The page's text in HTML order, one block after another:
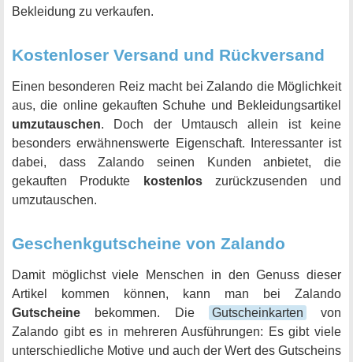
Bekleidung zu verkaufen.
Kostenloser Versand und Rückversand
Einen besonderen Reiz macht bei Zalando die Möglichkeit
aus, die online gekauften Schuhe und Bekleidungsartikel
umzutauschen. Doch der Umtausch allein ist keine
besonders erwähnenswerte Eigenschaft. Interessanter ist
dabei, dass Zalando seinen Kunden anbietet, die
gekauften Produkte
kostenloszurückzusenden und
umzutauschen.
Geschenkgutscheine von Zalando
Damit möglichst viele Menschen in den Genuss dieser
Artikel kommen können, kann man bei Zalando
Gutscheine bekommen. Die Gutscheinkarten
von
Zalando gibt es in mehreren Ausführungen: Es gibt viele
unterschiedliche Motive und auch der Wert des Gutscheins